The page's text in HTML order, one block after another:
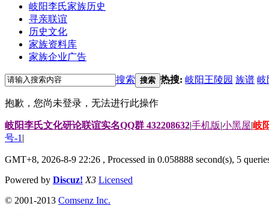
岐阳李氏家族历史
寻亲联谊
历史文化
家族资料库
家族企业广告
搜索 搜索 热搜: 岐阳王陵园 族谱 岐
抱歉，您尚未登录，无法进行此操作
岐阳李氏文化研论联谊实名QQ群 432208632|手机版|小黑屋|岐
号-1 |
GMT+8, 2026-8-9 22:26 , Processed in 0.058888 second(s), 5
Powered by Discuz! X3 Licensed
© 2001-2013 Comsenz Inc.